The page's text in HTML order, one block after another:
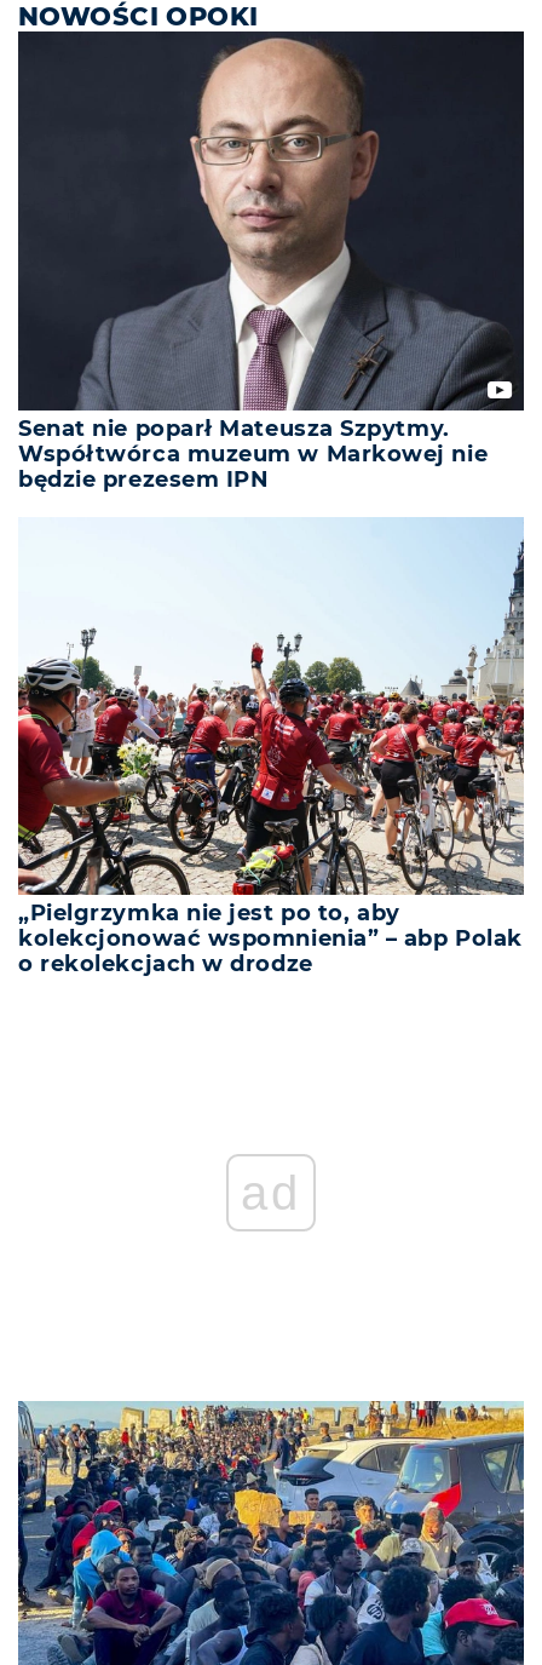
NOWOŚCI OPOKI
Senat nie poparł Mateusza Szpytmy.
Współtwórca muzeum w Markowej nie
będzie prezesem IPN
„Pielgrzymka nie jest po to, aby
kolekcjonować wspomnienia” – abp Polak
o rekolekcjach w drodze
ad